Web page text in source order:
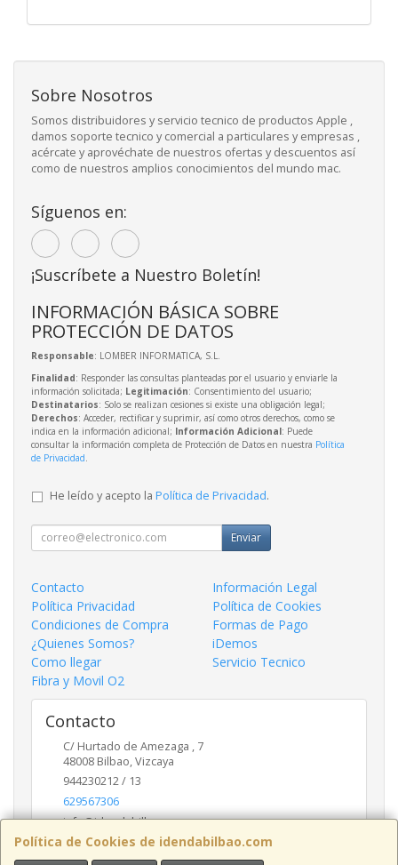
Política de Cookies de idendabilbao.com
Sobre Nosotros
Somos distribuidores y servicio tecnico de productos Apple ,
damos soporte tecnico y comercial a particulares y empresas ,
acércate y aprovéchate de nuestros ofertas y descuentos así
como de nuestros amplios conocimientos del mundo mac.
Síguenos en:
¡Suscríbete a Nuestro Boletín!
INFORMACIÓN BÁSICA SOBRE
PROTECCIÓN DE DATOS
Responsable: LOMBER INFORMATICA, S.L.
Finalidad: Responder las consultas planteadas por el usuario y enviarle la
información solicitada; Legitimación: Consentimiento del usuario;
Destinatarios: Solo se realizan cesiones si existe una obligación legal;
Derechos: Acceder, rectificar y suprimir, así como otros derechos, como se
indica en la información adicional; Información Adicional: Puede
consultar la información completa de Protección de Datos en nuestra Política
de Privacidad
He leído y acepto la Política de Privacidad.
Enviar
Contacto
Información Legal
Política Privacidad
Política de Cookies
Condiciones de Compra
Formas de Pago
¿Quienes Somos?
iDemos
Como llegar
Servicio Tecnico
Fibra y Movil O2
Contacto
C/ Hurtado de Amezaga , 7
48008 Bilbao,Vizcaya
944230212 / 13
629567306
info@idendabilbao.com